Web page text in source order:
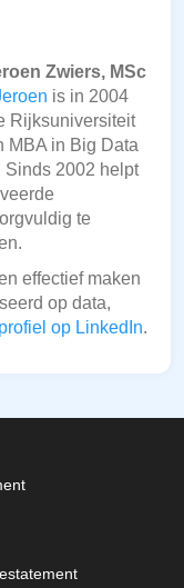
Zwiers, MSc
is in 2004
Rijksuniversiteit
MBA in Big Data
Sinds 2002 helpt
te
effectief maken
op data,
op LinkedIn.